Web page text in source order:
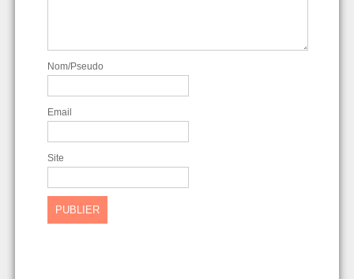
Nom/Pseudo
Email
Site